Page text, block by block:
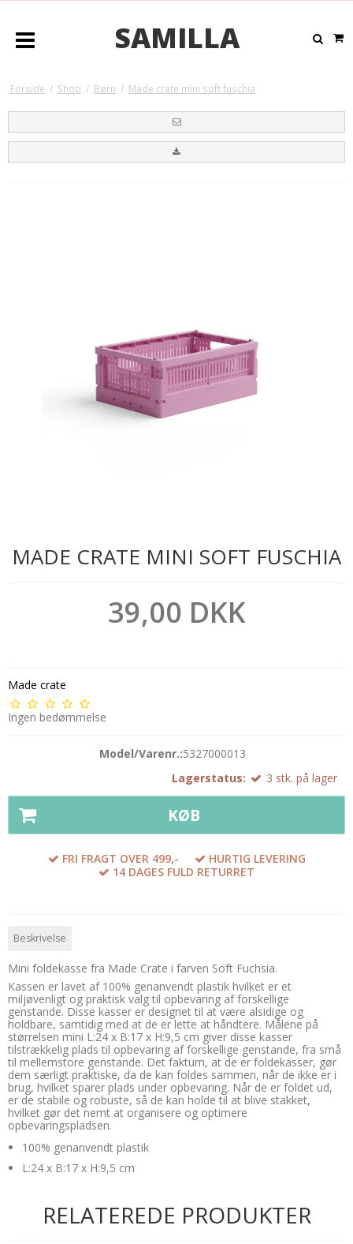
SAMILLA
Forside / Shop / Børn / Made crate mini soft fuschia
MADE CRATE MINI SOFT FUSCHIA
39,00 DKK
Made crate
Ingen bedømmelse
Model/Varenr.:5327000013
Lagerstatus:
3 stk. på lager
KØB
FRI FRAGT OVER 499,-
HURTIG LEVERING
14 DAGES FULD RETURRET
Beskrivelse
Mini foldekasse fra Made Crate i farven Soft Fuchsia.
Kassen er lavet af 100% genanvendt plastik hvilket er et
miljøvenligt og praktisk valg til opbevaring af forskellige
genstande. Disse kasser er designet til at være alsidige og
holdbare, samtidig med at de er lette at håndtere. Målene på
størrelsen mini L:24 x B:17 x H:9,5 cm giver disse kasser
tilstrækkelig plads til opbevaring af forskellige genstande, fra små
til mellemstore genstande. Det faktum, at de er foldekasser, gør
dem særligt praktiske, da de kan foldes sammen, når de ikke er i
brug, hvilket sparer plads under opbevaring. Når de er foldet ud,
er de stabile og robuste, så de kan holde til at blive stakket,
hvilket gør det nemt at organisere og optimere
opbevaringspladsen.
100% genanvendt plastik
L:24 x B:17 x H:9,5 cm
RELATEREDE PRODUKTER